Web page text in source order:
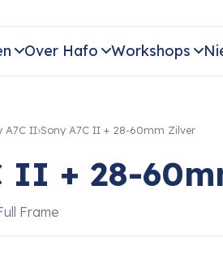
Over Hafo Workshops
A7C II Sony A7C II + 28-60mm Zilver
II + 28-
Frame